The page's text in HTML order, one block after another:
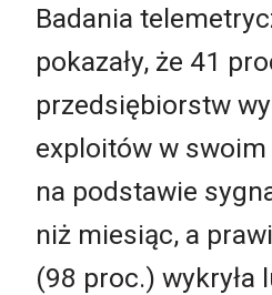
Badania
pokazały, że 41
przedsiębiorstw
exploitów w
na podstawie
niż miesiąc, a
(98 proc.) wykryła